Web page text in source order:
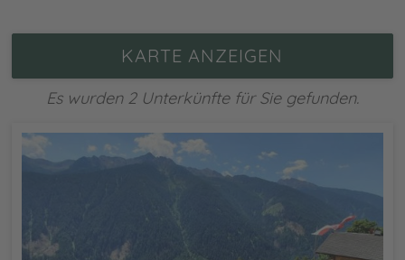
KARTE ANZEIGEN
Es wurden 2 Unterkünfte für Sie gefunden.